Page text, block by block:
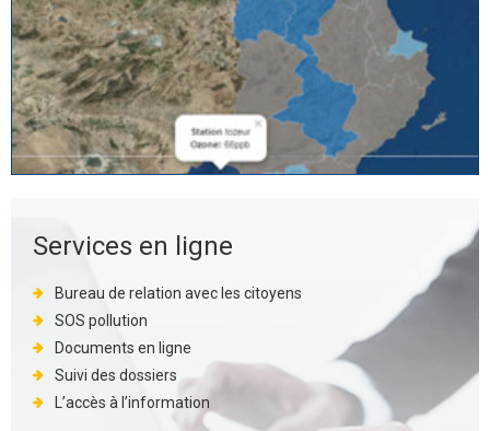
Services en ligne
Bureau de relation avec les citoyens
SOS pollution
Documents en ligne
Suivi des dossiers
L’accès à l’information